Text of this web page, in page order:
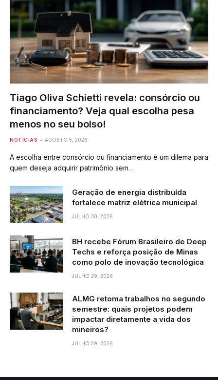
Tiago Oliva Schietti revela: consórcio ou
financiamento? Veja qual escolha pesa
menos no seu bolso!
NOTÍCIAS AGOSTO 5, 2026
A escolha entre consórcio ou financiamento é um dilema para
quem deseja adquirir patrimônio sem…
Geração de energia distribuída
fortalece matriz elétrica municipal
JULHO 30, 2026
BH recebe Fórum Brasileiro de Deep
Techs e reforça posição de Minas
como polo de inovação tecnológica
JULHO 29, 2026
ALMG retoma trabalhos no segundo
semestre: quais projetos podem
impactar diretamente a vida dos
mineiros?
JULHO 29, 2026